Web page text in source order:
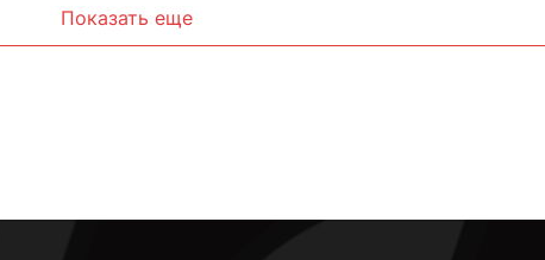
Показать еще